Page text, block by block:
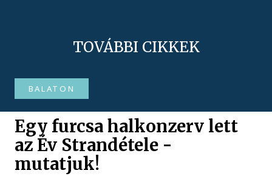
TOVÁBBI CIKKEK
BALATON
Egy furcsa halkonzerv lett
az Év Strandétele -
mutatjuk!